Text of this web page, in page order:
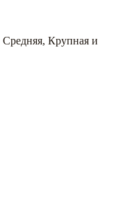
Средняя, Крупная и